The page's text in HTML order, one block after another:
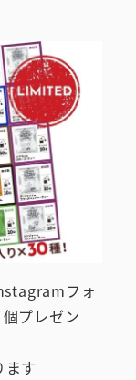
フォ
プレゼン
す